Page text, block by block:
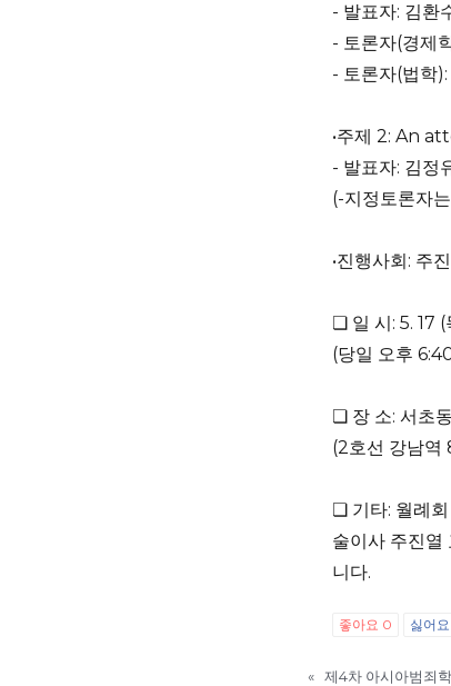
- 발표자: 김환
- 토론자(경제
- 토론자(법학
•주제 2: An
- 발표자: 김정
(-지정토론자
•진행사회: 주
❏ 일 시: 5. 17
(당일 오후
❏ 장 소: 서초
(2호선 강남역
❏ 기타: 월례
술이사 주진
니다.
좋아요 0 싫어요
« 제4차 아시아범죄